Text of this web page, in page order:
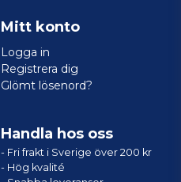
Mitt konto
Logga in
Registrera dig
Glömt lösenord?
Handla hos oss
- Fri frakt i Sverige över 200 kr
- Hög kvalité